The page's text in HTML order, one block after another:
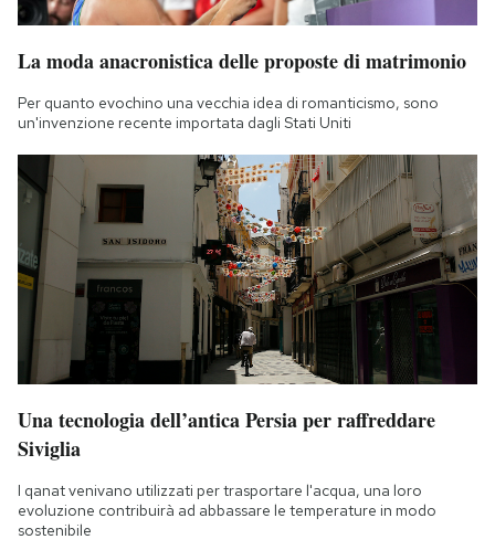
La moda anacronistica delle proposte di matrimonio
Per quanto evochino una vecchia idea di romanticismo, sono
un'invenzione recente importata dagli Stati Uniti
Una tecnologia dell’antica Persia per raffreddare
Siviglia
I qanat venivano utilizzati per trasportare l'acqua, una loro
evoluzione contribuirà ad abbassare le temperature in modo
sostenibile